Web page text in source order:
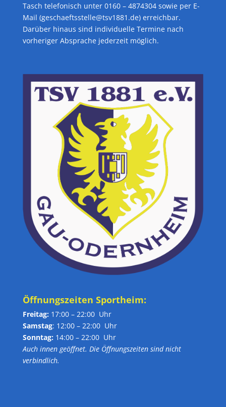
Tasch telefonisch unter 0160 – 4874304 sowie per E-
Mail (geschaeftsstelle@tsv1881.de) erreichbar.
Darüber hinaus sind individuelle Termine nach
vorheriger Absprache jederzeit möglich.
Öffnungszeiten Sportheim:
Freitag: 17:00 – 22:00 Uhr
Samstag: 12:00 – 22:00 Uhr
Sonntag: 14:00 – 22:00 Uhr
Auch innen geöffnet. Die Öffnungszeiten sind nicht
verbindlich.